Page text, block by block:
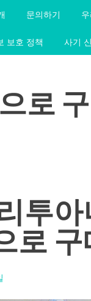
문의하기
보호 정책 사기
로
투
로